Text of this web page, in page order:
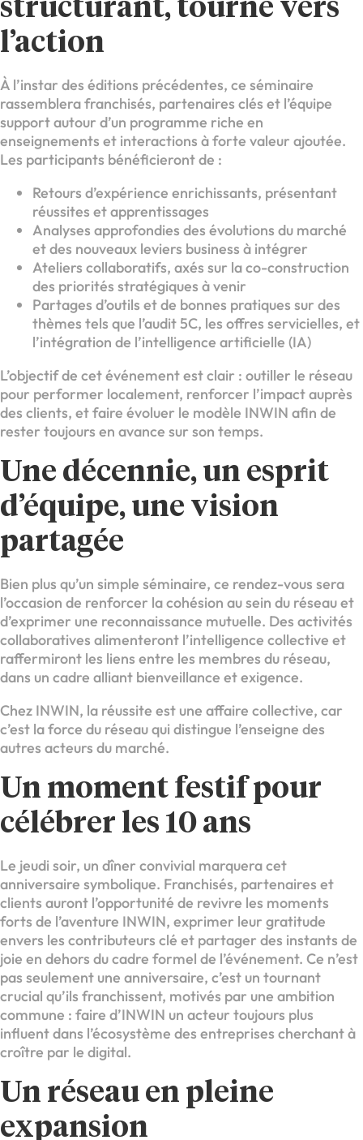
structurant, tourné vers
l’action
À l’instar des éditions précédentes, ce séminaire
rassemblera franchisés, partenaires clés et l’équipe
support autour d’un programme riche en
enseignements et interactions à forte valeur ajoutée.
Les participants bénéficieront de :
Retours d’expérience enrichissants, présentant
réussites et apprentissages
Analyses approfondies des évolutions du marché
et des nouveaux leviers business à intégrer
Ateliers collaboratifs, axés sur la co-construction
des priorités stratégiques à venir
Partages d’outils et de bonnes pratiques sur des
thèmes tels que l’audit 5C, les offres servicielles, et
l’intégration de l’intelligence artificielle (IA)
L’objectif de cet événement est clair : outiller le réseau
pour performer localement, renforcer l’impact auprès
des clients, et faire évoluer le modèle INWIN afin de
rester toujours en avance sur son temps.
Une décennie, un esprit
d’équipe, une vision
partagée
Bien plus qu’un simple séminaire, ce rendez-vous sera
l’occasion de renforcer la cohésion au sein du réseau et
d’exprimer une reconnaissance mutuelle. Des activités
collaboratives alimenteront l’intelligence collective et
raffermiront les liens entre les membres du réseau,
dans un cadre alliant bienveillance et exigence.
Chez INWIN, la réussite est une affaire collective, car
c’est la force du réseau qui distingue l’enseigne des
autres acteurs du marché.
Un moment festif pour
célébrer les 10 ans
Le jeudi soir, un dîner convivial marquera cet
anniversaire symbolique. Franchisés, partenaires et
clients auront l’opportunité de revivre les moments
forts de l’aventure INWIN, exprimer leur gratitude
envers les contributeurs clé et partager des instants de
joie en dehors du cadre formel de l’événement. Ce n’est
pas seulement une anniversaire, c’est un tournant
crucial qu’ils franchissent, motivés par une ambition
commune : faire d’INWIN un acteur toujours plus
influent dans l’écosystème des entreprises cherchant à
croître par le digital.
Un réseau en pleine
expansion